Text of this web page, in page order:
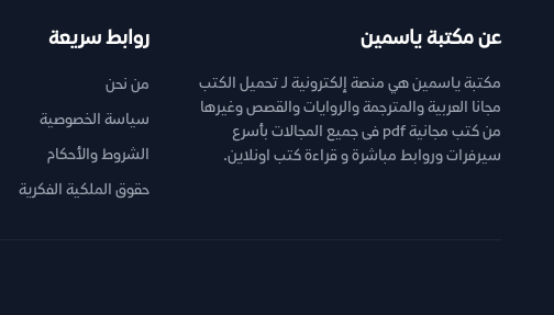
عن مكتبة ياسمين
مكتبة ياسمين هي منصة إلكترونية لـ تحميل الكتب
مجانا العربية والمترجمة والروايات والقصص وغيرها
من كتب مجانية pdf فى جميع المجالات بأسرع
سيرفرات وروابط مباشرة و قراءة كتب اونلاين.
روابط سريعة
من نحن
سياسة الخصوصية
الشروط والأحكام
حقوق الملكية الفكرية